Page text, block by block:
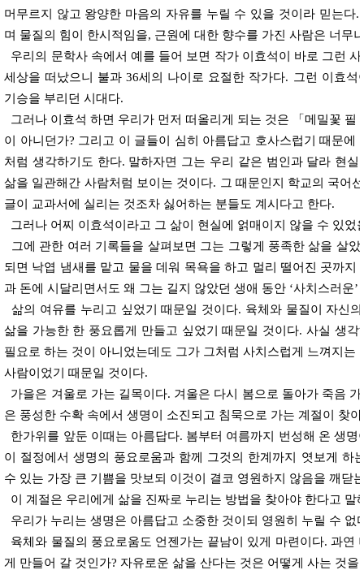
머무르지 않고 왕양한 마음의 자유를 누릴 수 있을 것이라 믿는다
며 물질의 힘이 한시적임을, 근원에 대한 향수를 가진 사람은 너무
우리의 문학사 속에서 예를 들어 보면 작가 이효석이 바로 그런
세상을 떠났으니 불과 36세의 나이로 요절한 작가다. 그런 이효
기승을 부리던 시대다.
그러나 이효석 하면 우리가 먼저 떠올리게 되는 것은 「메밀꽃
이 아니던가? 그리고 이 글들이 심히 아름답고 호사스럽기 때문
처럼 생각하기도 한다. 말하자면 그는 우리 같은 범인과 달라 현
삶을 일관해간 사람처럼 보이는 것이다. 그 때문인지 학교의 국어
글이 교과서에 실리는 것조차 싫어하는 분들도 계시다고 한다.
그러나 어찌 이효석이라고 그 삶이 현실에 얽매이지 않을 수 있었
그에 관한 여러 기록들을 살펴보면 그는 그렇게 풍족한 삶을 살
되면 낙엽 냄새를 맡고 물을 데워 목욕을 하고 멀리 떨어진 곳까
과 돈에 시달리면서도 왜 그는 길지 않았던 생애 동안 ‘사치스러운’
삶의 여유를 누리고 싶었기 때문일 것이다. 육체와 물질이 자신
삶을 가능한 한 풍요롭게 만들고 싶었기 때문일 것이다. 사실 생
필요로 하는 것이 아니었는데도 그가 그처럼 사치스럽게 느껴지는
사람이었기 때문일 것이다.
가을은 겨울로 가는 길목이다. 겨울은 다시 봄으로 돌아가 죽음
은 풍성한 수확 속에서 생명이 소진되고 침묵으로 가는 계절이 찾
한가위를 앞둔 이때는 아름답다. 봄부터 여름까지 번성해 온 생
이 절정에서 생명의 풍요로움과 함께 그것의 한계까지 엿보게 하
수 있는 가장 큰 기쁨을 맛보되 이것이 결코 영원하지 않음을 깨닫
이 계절은 우리에게 삶을 진짜로 누리는 방법을 찾아야 한다고 말
우리가 누리는 생명은 아름답고 소중한 것이되 영원히 누릴 수 없
육체와 물질의 풍요로움도 언젠가는 끝남이 있게 마련이다. 과연
게 만들어 갈 것인가? 자유로운 삶을 산다는 것은 어떻게 사는 것을